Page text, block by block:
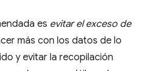
es evitar el exceso de
más con los datos de lo
y evitar la recopilación